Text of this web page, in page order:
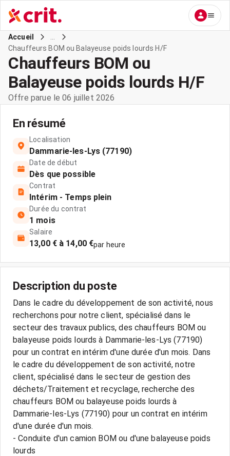
Accueil
Chauffeurs BOM ou Balayeuse poids lourds H/F
Chauffeurs BOM ou
Balayeuse poids lourds H/F
Offre parue le 06 juillet 2026
En résumé
Localisation
Dammarie-les-Lys (77190)
Date de début
Dès que possible
Contrat
Intérim - Temps plein
Durée du contrat
1 mois
Salaire
13,00 € à 14,00 €par heure
Description du poste
Dans le cadre du développement de son activité, nous
recherchons pour notre client, spécialisé dans le
secteur des travaux publics, des chauffeurs BOM ou
balayeuse poids lourds à Dammarie-les-Lys (77190)
pour un contrat en intérim d'une durée d'un mois. Dans
le cadre du développement de son activité, notre
client, spécialisé dans le secteur de gestion des
déchets/Traitement et recyclage, recherche des
chauffeurs BOM ou balayeuse poids lourds à
Dammarie-les-Lys (77190) pour un contrat en intérim
d'une durée d'un mois.
- Conduite d'un camion BOM ou d'une balayeuse poids
lourds